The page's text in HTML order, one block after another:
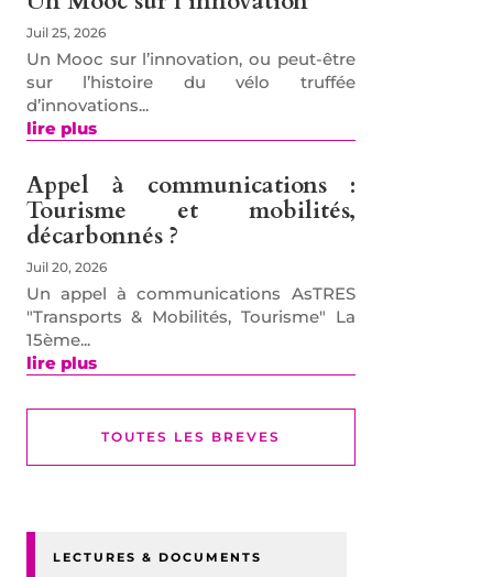
Juil 25, 2026
Un Mooc sur l’innovation, ou peut-être
sur l’histoire du vélo truffée
d’innovations...
lire plus
Appel à communications :
Tourisme et mobilités,
décarbonnés ?
Juil 20, 2026
Un appel à communications AsTRES
"Transports & Mobilités, Tourisme" La
15ème...
lire plus
TOUTES LES BREVES
LECTURES & DOCUMENTS